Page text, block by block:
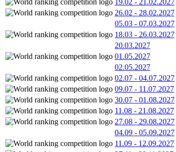
26.02 - 28.02.2027
05.03 - 07.03.2027
18.03 - 26.03.2027
20.03.2027
01.05.2027
02.05.2027
02.07 - 04.07.2027
09.07 - 11.07.2027
30.07 - 01.08.2027
11.08 - 21.08.2027
27.08 - 29.08.2027
04.09 - 05.09.2027
11.09 - 12.09.2027